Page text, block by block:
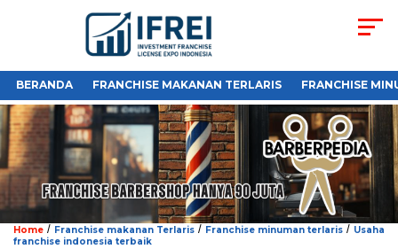
BERANDA FRANCHISE MAKANAN TERLARIS FRANCHISE
Home / Franchise makanan Terlaris / Franchise minuman terlaris / Usaha
franchise indonesia terbaik